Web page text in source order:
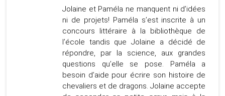
Jolaine et Paméla ne manquent ni d’idées
ni de projets! Paméla s’est inscrite à un
concours littéraire à la bibliothèque de
l’école tandis que Jolaine a décidé de
répondre, par la science, aux grandes
questions qu’elle se pose. Paméla a
besoin d’aide pour écrire son histoire de
chevaliers et de dragons. Jolaine accepte